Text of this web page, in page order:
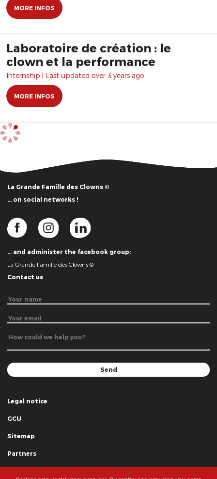
MORE INFOS
Laboratoire de création : le
clown et la performance
Internship | Last updated over 3 years ago.
MORE INFOS
La Grande Famille des Clowns ©
… on social networks !
… and administer the facebook group:
La Grande Famille des Clowns ©
Contact us
Legal notice
GCU
Sitemap
Partners